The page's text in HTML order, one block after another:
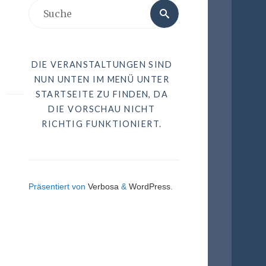
DIE VERANSTALTUNGEN SIND
NUN UNTEN IM MENÜ UNTER
STARTSEITE ZU FINDEN, DA
DIE VORSCHAU NICHT
RICHTIG FUNKTIONIERT.
Präsentiert von Verbosa & WordPress